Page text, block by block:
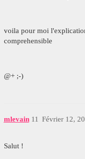
voila pour moi
comprehensible
@+ ;-)
mlevain Février 12,
11
Salut !